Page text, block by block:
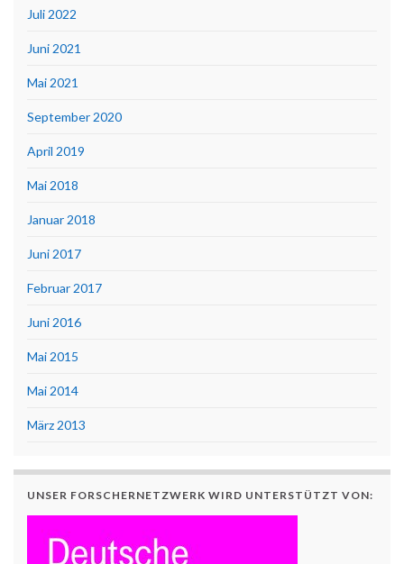
Juli 2022
Juni 2021
Mai 2021
September 2020
April 2019
Mai 2018
Januar 2018
Juni 2017
Februar 2017
Juni 2016
Mai 2015
Mai 2014
März 2013
UNSER FORSCHERNETZWERK WIRD UNTERSTÜTZT VON: